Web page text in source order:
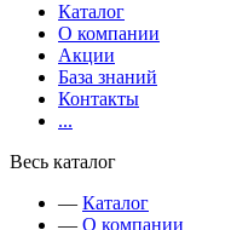
Каталог
О компании
Акции
База знаний
Контакты
...
Весь каталог
— Каталог
— О компании